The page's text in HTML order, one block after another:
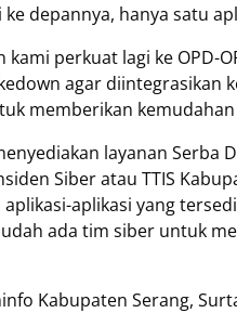
depannya, hanya satu
kami perkuat lagi ke OPD-
agar diintegrasikan
memberikan
layanan Serba
Siber atau TTIS
aplikasi yang
ada tim siber untuk
Kabupaten Serang,